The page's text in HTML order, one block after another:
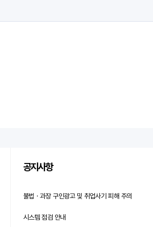
공지사항
불법ㆍ과장 구인광고 및 취업사기 피해 주의
시스템 점검 안내